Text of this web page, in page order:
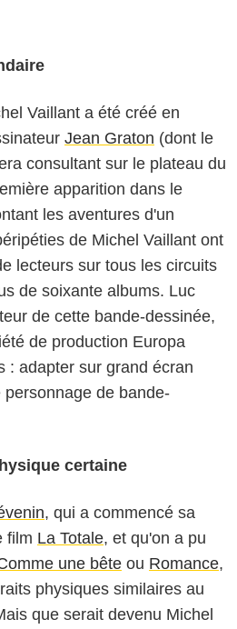
Vaillant a été créé en
Jean Graton (dont le
consultant sur le plateau du
apparition dans le
les aventures d'un
de Michel Vaillant ont
lecteurs sur tous les circuits
de soixante albums. Luc
de cette bande-dessinée,
de production Europa
: adapter sur grand écran
de bande-
certaine
, qui a commencé sa
film La Totale, et qu'on a pu
une bête ou Romance,
physiques similaires au
que serait devenu Michel